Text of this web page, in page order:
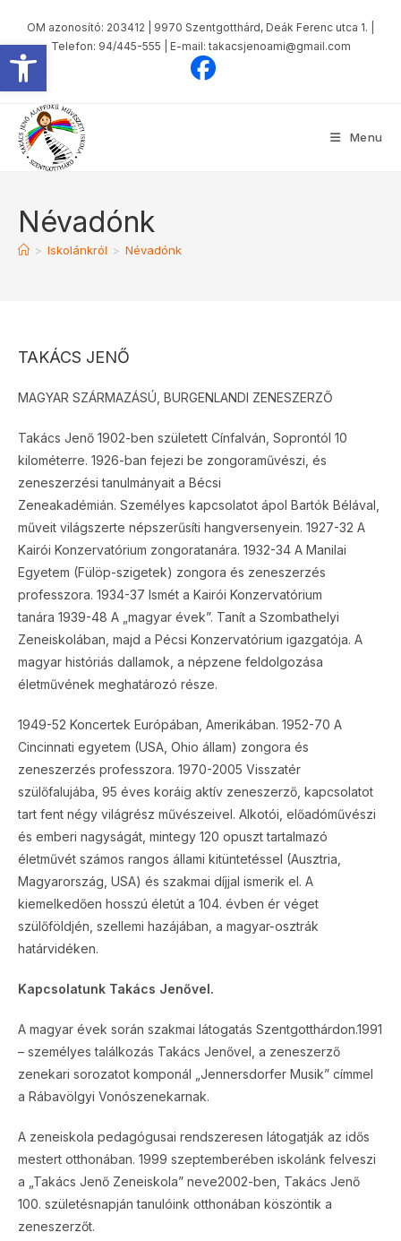
Eszköztár megnyitása
content
OM azonosító: 203412 | 9970 Szentgotthárd, Deák Ferenc utca 1. |
Telefon: 94/445-555 | E-mail: takacsjenoami@gmail.com
Menu
Névadónk
> Iskolánkról > Névadónk
TAKÁCS JENŐ
MAGYAR SZÁRMAZÁSÚ, BURGENLANDI ZENESZERZŐ
Takács Jenő 1902-ben született Cínfalván, Soprontól 10
kilométerre. 1926-ban fejezi be zongoraművészi, és
zeneszerzési tanulmányait a Bécsi
Zeneakadémián. Személyes kapcsolatot ápol Bartók Bélával,
műveit világszerte népszerűsíti hangversenyein. 1927-32 A
Kairói Konzervatórium zongoratanára. 1932-34 A Manilai
Egyetem (Fülöp-szigetek) zongora és zeneszerzés
professzora. 1934-37 Ismét a Kairói Konzervatórium
tanára 1939-48 A „magyar évek”. Tanít a Szombathelyi
Zeneiskolában, majd a Pécsi Konzervatórium igazgatója. A
magyar históriás dallamok, a népzene feldolgozása
életművének meghatározó része.
1949-52 Koncertek Európában, Amerikában. 1952-70 A
Cincinnati egyetem (USA, Ohio állam) zongora és
zeneszerzés professzora. 1970-2005 Visszatér
szülőfalujába, 95 éves koráig aktív zeneszerző, kapcsolatot
tart fent négy világrész művészeivel. Alkotói, előadóművészi
és emberi nagyságát, mintegy 120 opuszt tartalmazó
életművét számos rangos állami kitüntetéssel (Ausztria,
Magyarország, USA) és szakmai díjjal ismerik el. A
kiemelkedően hosszú életút a 104. évben ér véget
szülőföldjén, szellemi hazájában, a magyar-osztrák
határvidéken.
Kapcsolatunk Takács Jenővel.
A magyar évek során szakmai látogatás Szentgotthárdon.1991
– személyes találkozás Takács Jenővel, a zeneszerző
zenekari sorozatot komponál „Jennersdorfer Musik” címmel
a Rábavölgyi Vonószenekarnak.
A zeneiskola pedagógusai rendszeresen látogatják az idős
mestert otthonában. 1999 szeptemberében iskolánk felveszi
a „Takács Jenő Zeneiskola” neve2002-ben, Takács Jenő
100. születésnapján tanulóink otthonában köszöntik a
zeneszerzőt.